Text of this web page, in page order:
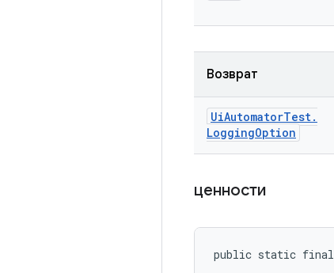
Возврат
UiAutomatorTest.
LoggingOption
ценности
public static final